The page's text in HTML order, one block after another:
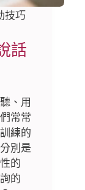
技巧
話
、用
常常
練的
別是
的
的